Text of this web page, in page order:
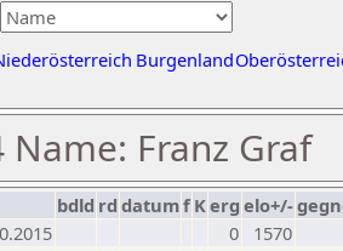
Burgenland
Name: Franz Graf
bdld rd datumf Kerg elo+/-
0
1570